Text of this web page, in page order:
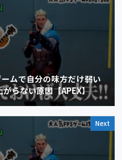
ームで自分の味方だけ弱い
らない原因【APEX】
Next